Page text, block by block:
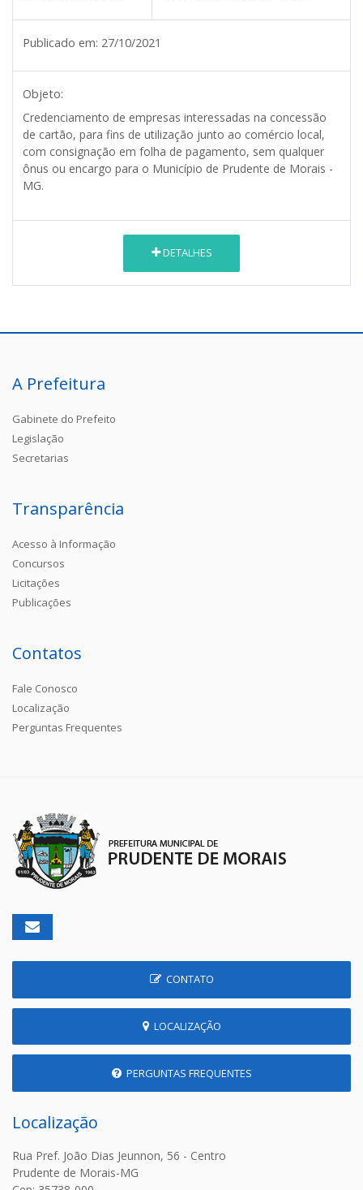
Publicado em: 27/10/2021
Objeto:
Credenciamento de empresas interessadas na concessão
de cartão, para fins de utilização junto ao comércio local,
com consignação em folha de pagamento, sem qualquer
ônus ou encargo para o Município de Prudente de Morais -
MG.
DETALHES
A Prefeitura
Gabinete do Prefeito
Legislação
Secretarias
Transparência
Acesso à Informação
Concursos
Licitações
Publicações
Contatos
Fale Conosco
Localização
Perguntas Frequentes
CONTATO
LOCALIZAÇÃO
PERGUNTAS FREQUENTES
Localização
Rua Pref. João Dias Jeunnon, 56 - Centro
Prudente de Morais-MG